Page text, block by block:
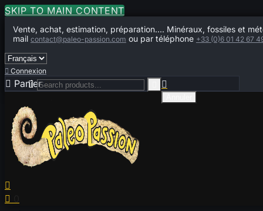
SKIP TO MAIN CONTENT
Vente, achat, estimation, préparation.... Minéraux, fossiles et
mail contact@paleo-passion.com ou par téléphone +33 (0)6 01 42 67
 Connexion
 Panier 0


 